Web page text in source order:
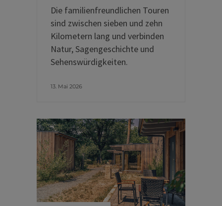
Die familienfreundlichen Touren
sind zwischen sieben und zehn
Kilometern lang und verbinden
Natur, Sagengeschichte und
Sehenswürdigkeiten.
13. Mai 2026